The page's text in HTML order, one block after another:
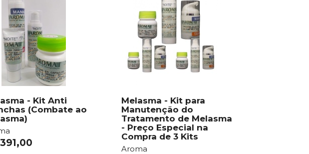
- Kit Anti
(Combate ao
Melasma - Kit para
Manutenção do
Tratamento de Melasma
- Preço Especial na
Compra de 3 Kits
Aroma